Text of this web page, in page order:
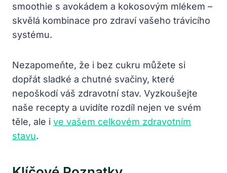
smoothie s avokádem a kokosovým mlékem –
skvělá kombinace pro zdraví vašeho trávicího
systému.
Nezapomeňte, že i bez cukru můžete si
dopřát sladké a chutné svačiny, které
nepoškodí váš zdravotní stav. Vyzkoušejte
naše recepty a uvidíte rozdíl nejen ve svém
těle, ale i ve vašem celkovém zdravotním
stavu.